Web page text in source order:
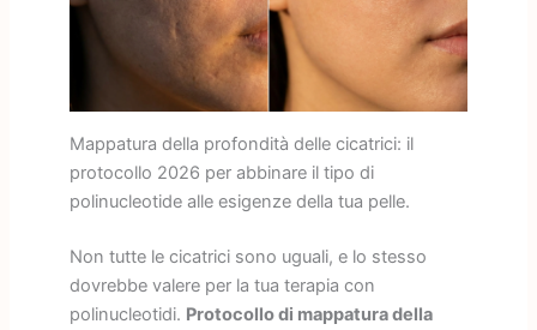
Mappatura della profondità delle cicatrici: il
protocollo 2026 per abbinare il tipo di
polinucleotide alle esigenze della tua pelle.
Non tutte le cicatrici sono uguali, e lo stesso
dovrebbe valere per la tua terapia con
polinucleotidi. Protocollo di mappatura della